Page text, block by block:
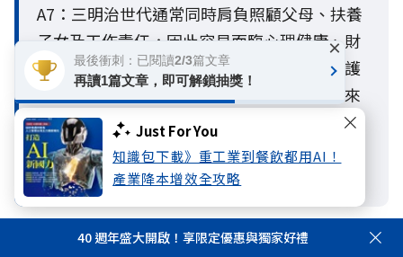
Just For You
知識包下載》重工業到餐飲都用AI！
產業降本增效全攻略
A7：三明治世代通常同時肩負照顧父母、扶養
子女及工作責任，因此容易面臨心理健康、財
務壓力及身體狀況等多重風險。「扶養與照護
責任」已成為三明治世代最主要的心理壓力來
源，長期下來可能影響健康、退休準備與財務
規劃。及早建立完善的保障、退休準備與家庭
支持網絡，有助於提升面對人生風險的韌性。
40 週年盛大開啟！享限定優惠與獨家好禮
最後衝刺：已閱讀2/3篇文章
再讀1篇文章，即可解鎖抽獎！
×